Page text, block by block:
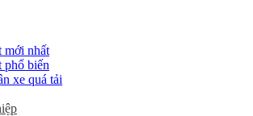
mới nhất
phổ biến
xe quá tải